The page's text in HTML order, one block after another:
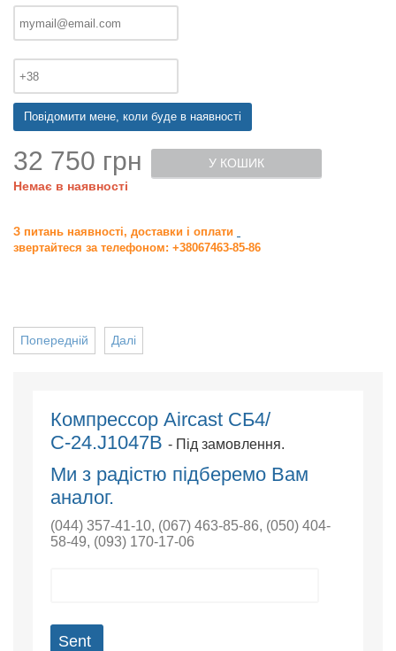
Повідомити мене, коли буде в наявності
32 750 грн
Немає в наявності
У КОШИК
З питань наявності, доставки і оплати
звертайтеся за телефоном: +38067463-85-86
Далі
Попередній
Компрессор Aircast СБ4/
С-24.J1047B - Під замовлення.
Ми з радістю підберемо Вам
аналог.
(044) 357-41-10, (067) 463-85-86, (050) 404-
58-49, (093) 170-17-06
Sent